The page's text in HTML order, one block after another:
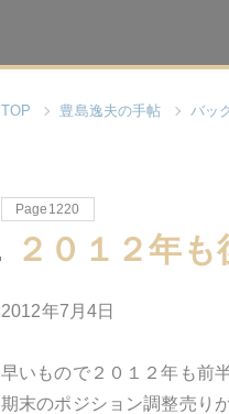
TOP 豊島逸夫の手帖 バッ
Page1220
２０１２年も
2012年7月4日
早いもので２０１２年も前
期末のポジション調整売り